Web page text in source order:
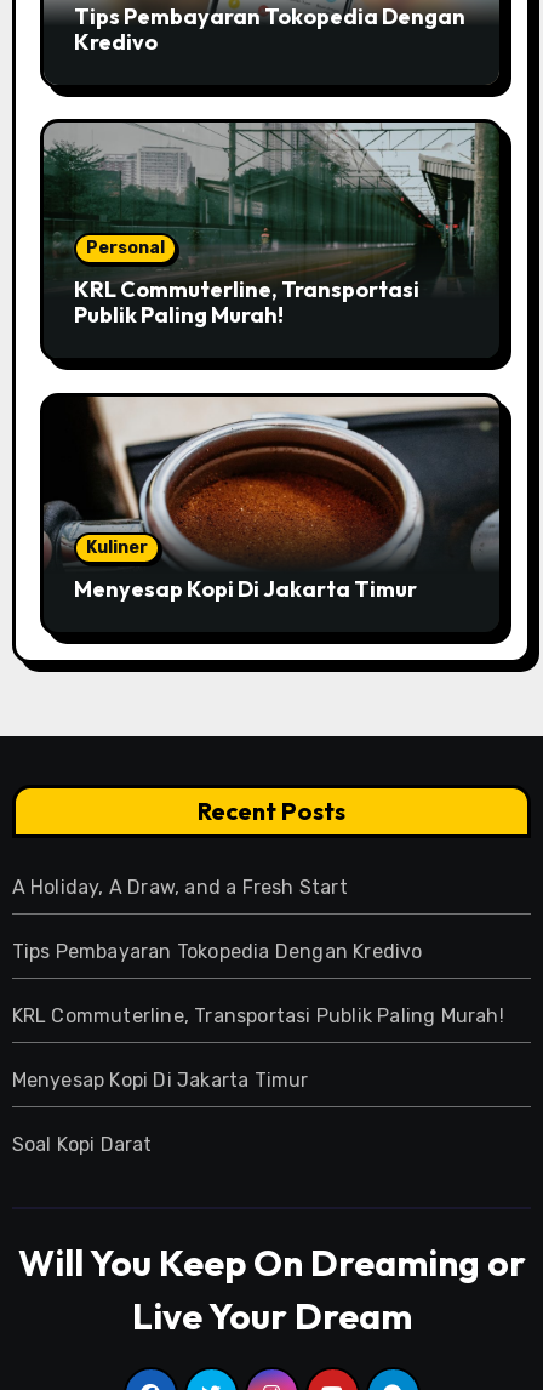
Tips Pembayaran Tokopedia Dengan
Kredivo
Personal
KRL Commuterline, Transportasi
Publik Paling Murah!
Kuliner
Menyesap Kopi Di Jakarta Timur
Recent Posts
A Holiday, A Draw, and a Fresh Start
Tips Pembayaran Tokopedia Dengan Kredivo
KRL Commuterline, Transportasi Publik Paling Murah!
Menyesap Kopi Di Jakarta Timur
Soal Kopi Darat
Will You Keep On Dreaming or
Live Your Dream